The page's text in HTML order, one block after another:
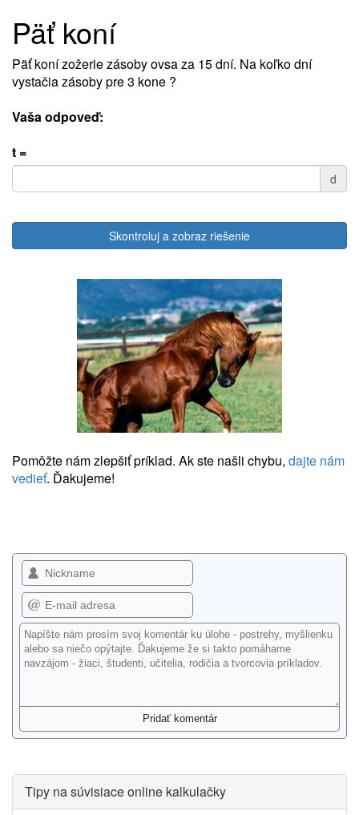
Päť koní
Päť koní zožerie zásoby ovsa za 15 dní. Na koľko dní
vystačia zásoby pre 3 kone ?
Vaša odpoveď:
t =
d
Skontroluj a zobraz riešenie
Pomôžte nám zlepšiť príklad. Ak ste našli chybu, dajte nám
vedieť. Ďakujeme!
Tipy na súvisiace online kalkulačky